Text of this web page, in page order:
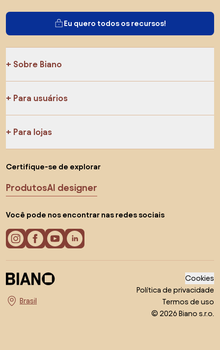
Eu quero todos os recursos!
Sobre Biano
Para usuários
Para lojas
Certifique-se de explorar
ProdutosAI designer
Você pode nos encontrar nas redes sociais
Escolha o país
Cookies
Política de privacidade
Termos de uso
© 2026 Biano s.r.o.